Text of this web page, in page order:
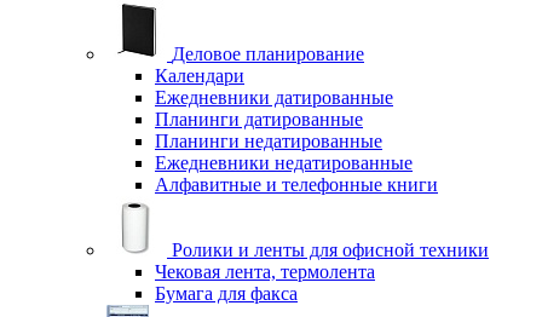
Деловое планирование
Календари
Ежедневники датированные
Планинги датированные
Планинги недатированные
Ежедневники недатированные
Алфавитные и телефонные книги
Ролики и ленты для офисной техники
Чековая лента, термолента
Бумага для факса